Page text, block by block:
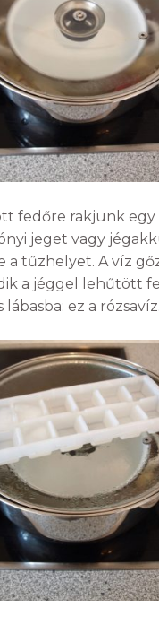
fedőre rakjunk egy
jeget vagy
a tűzhelyet. A víz
a jéggel lehűtött
lábasba: ez a rózsavíz.